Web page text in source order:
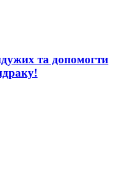
та допомогти